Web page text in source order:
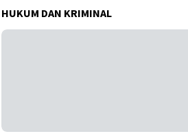
HUKUM DAN KRIMINAL